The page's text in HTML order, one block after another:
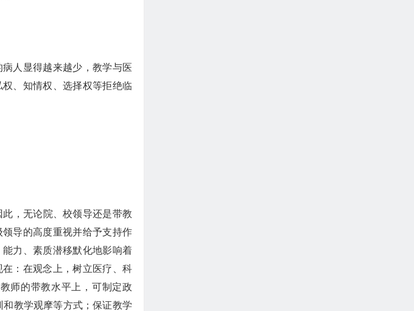
人显得越来越少，教学与医
、知情权、选择权等拒绝临
，无论院、校领导还是带教
导的高度重视并给予支持作
力、素质潜移默化地影响着
：在观念上，树立医疗、科
师的带教水平上，可制定政
教学观摩等方式；保证教学